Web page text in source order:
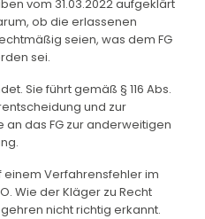
vom 31.03.2022 aufgeklärt
ob die erlassenen
seien, was dem FG
sei.
Sie führt gemäß § 116 Abs.
und zur
das FG zur anderweitigen
einem Verfahrensfehler im
Wie der Kläger zu Recht
nicht richtig erkannt.